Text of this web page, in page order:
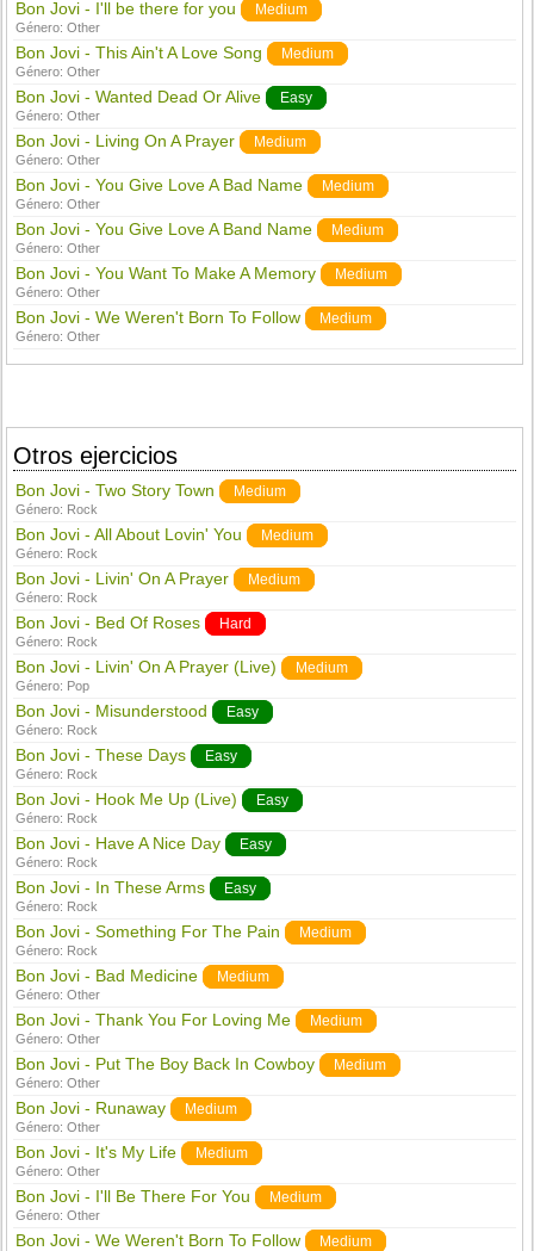
Bon Jovi - I'll be there for you Medium
Género:Other
Bon Jovi - This Ain't A Love Song Medium
Género:Other
Bon Jovi - Wanted Dead Or Alive Easy
Género:Other
Bon Jovi - Living On A Prayer Medium
Género:Other
Bon Jovi - You Give Love A Bad Name Medium
Género:Other
Bon Jovi - You Give Love A Band Name Medium
Género:Other
Bon Jovi - You Want To Make A Memory Medium
Género:Other
Bon Jovi - We Weren't Born To Follow Medium
Género:Other
Otros ejercicios
Bon Jovi - Two Story Town Medium
Género: Rock
Bon Jovi - All About Lovin' You Medium
Género: Rock
Bon Jovi - Livin' On A Prayer Medium
Género: Rock
Bon Jovi - Bed Of Roses Hard
Género: Rock
Bon Jovi - Livin' On A Prayer (Live) Medium
Género: Pop
Bon Jovi - Misunderstood Easy
Género: Rock
Bon Jovi - These Days Easy
Género: Rock
Bon Jovi - Hook Me Up (Live) Easy
Género: Rock
Bon Jovi - Have A Nice Day Easy
Género: Rock
Bon Jovi - In These Arms Easy
Género: Rock
Bon Jovi - Something For The Pain Medium
Género: Rock
Bon Jovi - Bad Medicine Medium
Género:Other
Bon Jovi - Thank You For Loving Me Medium
Género:Other
Bon Jovi - Put The Boy Back In Cowboy Medium
Género:Other
Bon Jovi - Runaway Medium
Género:Other
Bon Jovi - It's My Life Medium
Género:Other
Bon Jovi - I'll Be There For You Medium
Género:Other
Bon Jovi - We Weren't Born To Follow Medium